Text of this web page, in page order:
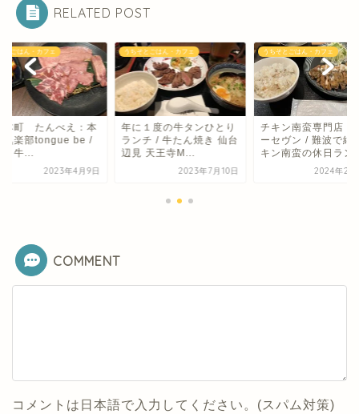
RELATED POST
とごはん・カフェ
本町 たんべえ：本
倶楽部tongue be /
・牛...
2023年4月9日
うちそとごはん・カフェ
年に１度の牛タンひとり
ランチ / 牛たん焼き 仙台
辺見 天王寺M...
2023年7月10日
うちそとごはん・カフェ
チキン南蛮専門店
ーセヴン / 難波で絶
キン南蛮の休日ラン
2024年2
COMMENT
コメントは日本語で入力してください。(スパム対策)